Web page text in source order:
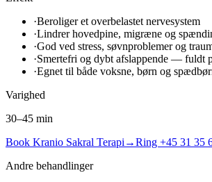
·Beroliger et overbelastet nervesystem
·Lindrer hovedpine, migræne og
·God ved stress, søvnproblemer og
·Smertefri og dybt afslappende — fuldt
·Egnet til både voksne, børn og
Varighed
30–45 min
Book Kranio Sakral Terapi →Ring +45 31 35
Andre behandlinger